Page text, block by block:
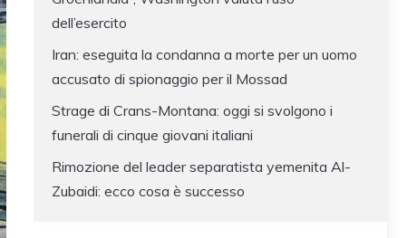
dell’esercito
Iran: eseguita la condanna a morte per un uomo
accusato di spionaggio per il Mossad
Strage di Crans-Montana: oggi si svolgono i
funerali di cinque giovani italiani
Rimozione del leader separatista yemenita Al-
Zubaidi: ecco cosa è successo